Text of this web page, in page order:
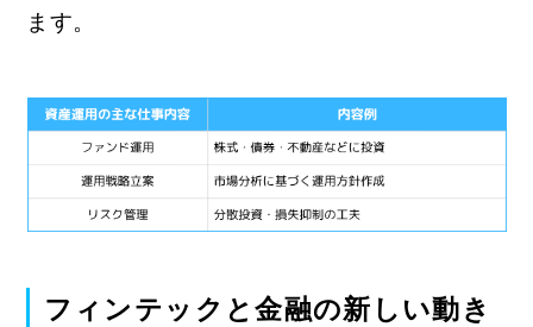
ます。
フィンテックと金融の新しい動き